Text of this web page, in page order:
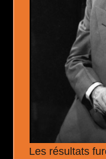
Les résultats